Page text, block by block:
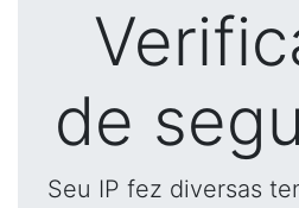
de
Seu IP fez diversas